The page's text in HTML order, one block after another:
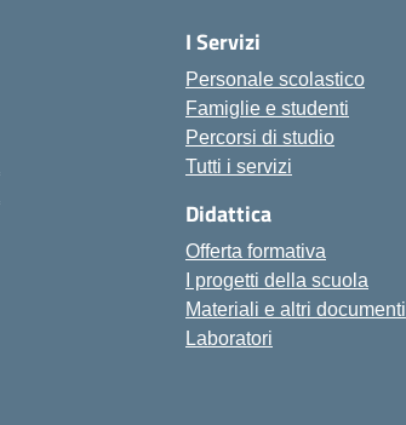
I Servizi
Personale scolastico
Famiglie e studenti
Percorsi di studio
Tutti i servizi
Didattica
Offerta formativa
I progetti della scuola
Materiali e altri documenti
Laboratori